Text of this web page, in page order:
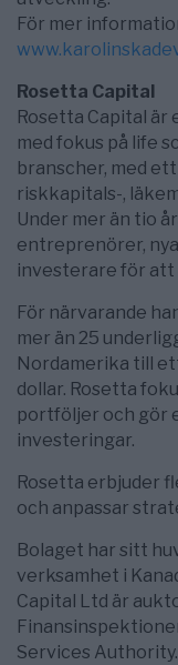
För mer
Rosetta Capital
Rosetta Capital
med fokus på life
branscher, med
riskkapitals-,
Under mer än tio
entreprenörer,
investerare för att
För närvarande
mer än 25
Nordamerika till
dollar. Rosetta
portföljer och gör
investeringar.
Rosetta erbjuder
och anpassar
Bolaget har sitt
verksamhet i
Capital Ltd är
Services Authority.